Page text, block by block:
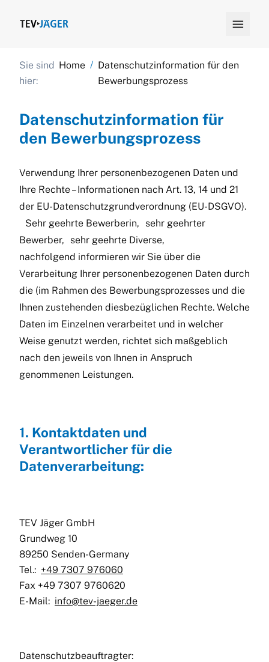

Sie sind
hier:
Home / Datenschutzinformation für den
Bewerbungsprozess
Datenschutzinformation für
den Bewerbungsprozess
Verwendung Ihrer personenbezogenen Daten und
Ihre Rechte – Informationen nach Art. 13, 14 und 21
der EU-Datenschutzgrundverordnung (EU-DSGVO).
Sehr geehrte Bewerberin, sehr geehrter
Bewerber, sehr geehrte Diverse,
nachfolgend informieren wir Sie über die
Verarbeitung Ihrer personenbezogenen Daten durch
die (im Rahmen des Bewerbungsprozesses und die
Ihnen zustehenden diesbezüglichen Rechte. Welche
Daten im Einzelnen verarbeitet und in welcher
Weise genutzt werden, richtet sich maßgeblich
nach den jeweils von Ihnen in Anspruch
genommenen Leistungen.
1. Kontaktdaten und
Verantwortlicher für die
Datenverarbeitung:
TEV Jäger GmbH
Grundweg 10
89250 Senden-Germany
Tel.: +49 7307 976060
Fax +49 7307 9760620
E-Mail: info@tev-jaeger.de
Datenschutzbeauftragter: